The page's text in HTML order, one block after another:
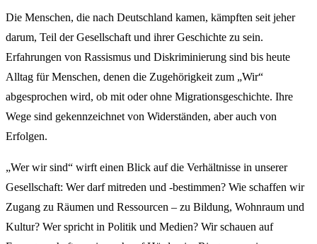
Die Menschen, die nach Deutschland kamen, kämpften seit jeher
darum, Teil der Gesellschaft und ihrer Geschichte zu sein.
Erfahrungen von Rassismus und Diskriminierung sind bis heute
Alltag für Menschen, denen die Zugehörigkeit zum „Wir“
abgesprochen wird, ob mit oder ohne Migrationsgeschichte. Ihre
Wege sind gekennzeichnet von Widerständen, aber auch von
Erfolgen.
„Wer wir sind“ wirft einen Blick auf die Verhältnisse in unserer
Gesellschaft: Wer darf mitreden und -bestimmen? Wie schaffen wir
Zugang zu Räumen und Ressourcen – zu Bildung, Wohnraum und
Kultur? Wer spricht in Politik und Medien? Wir schauen auf